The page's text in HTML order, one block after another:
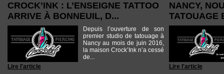
CROCK’INK : L’ENSEIGNE TATTOO
ARRIVE À BONNEUIL, D...
Depuis l’ouverture de son
premier studio de tatouage à
Nancy au mois de juin 2016,
la maison Crock’Ink n’a cessé
de...
Lire l'article
NANCY,
TATOUAGE
Lire l'article